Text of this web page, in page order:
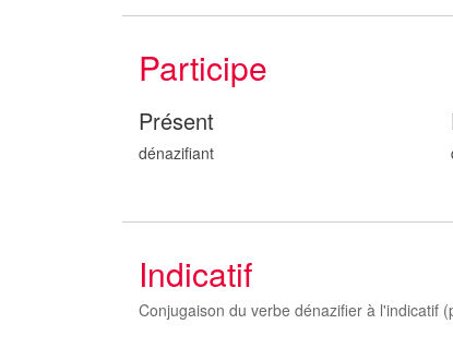
Participe
Présent
dénazifiant
Indicatif
Conjugaison du verbe dénazifier à l'indicatif